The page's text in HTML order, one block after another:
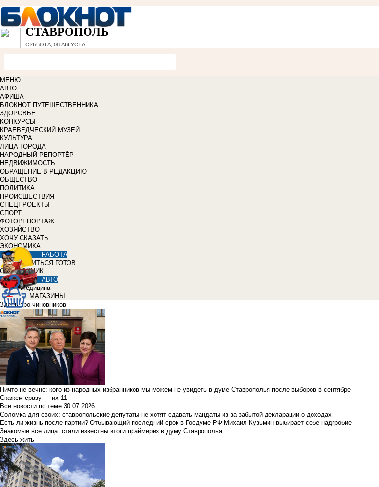
СТАВРОПОЛЬ
СУББОТА, 08 АВГУСТА
МЕНЮ
АВТО
АФИША
БЛОКНОТ ПУТЕШЕСТВЕННИКА
ЗДОРОВЬЕ
КОНКУРСЫ
КРАЕВЕДЧЕСКИЙ МУЗЕЙ
КУЛЬТУРА
ЛИЦА ГОРОДА
НАРОДНЫЙ РЕПОРТЁР
НЕДВИЖИМОСТЬ
ОБРАЩЕНИЕ В РЕДАКЦИЮ
ОБЩЕСТВО
ПОЛИТИКА
ПРОИСШЕСТВИЯ
СПЕЦПРОЕКТЫ
СПОРТ
ФОТОРЕПОРТАЖ
ХОЗЯЙСТВО
ХОЧУ СКАЗАТЬ
ЭКОНОМИКА
РАБОТА
УЧИТЬСЯ ГОТОВ
СПРАВОЧНИК
АВТО
Медицина
МАГАЗИНЫ
Здесь про чиновников
Ничто не вечно: кого из народных избранников мы можем не увидеть в думе Ставрополья после выборов в сентябре
Скажем сразу — их 11
Все новости по теме 30.07.2026
Соломка для своих: ставропольские депутаты не хотят сдавать мандаты из-за забытой декларации о доходах
Есть ли жизнь после партии? Отбывающий последний срок в Госдуме РФ Михаил Кузьмин выбирает себе надгробие
Знакомые все лица: стали известны итоги праймериз в думу Ставрополья
Здесь жить